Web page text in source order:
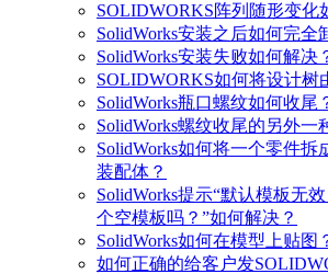
SOLIDWORKS阵列随形变化
SolidWorks安装之后如何完全
SolidWorks安装失败如何解决
SOLIDWORKS如何将设计树
SolidWorks瓶口螺纹如何收尾
SolidWorks螺纹收尾的另外一
SolidWorks如何将一个零件
装配体？
SolidWorks提示“默认模板无
个空模板吗？”如何解决？
SolidWorks如何在模型上贴图
如何正确的给客户发